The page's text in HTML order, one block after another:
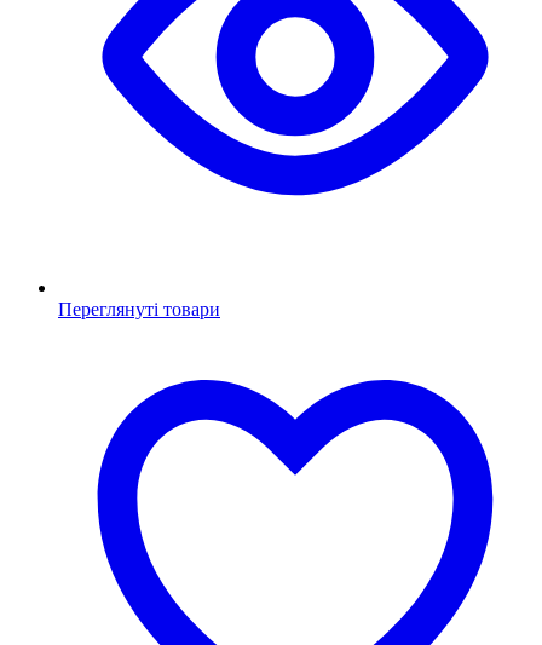
Переглянуті товари